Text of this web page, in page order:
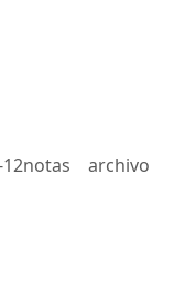
12notas archivo